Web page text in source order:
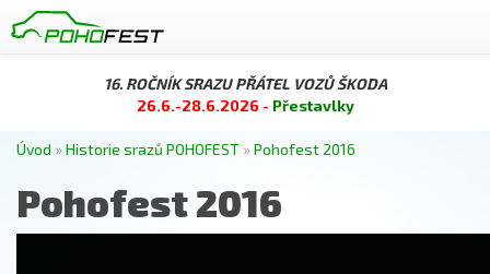
16. ROČNÍK SRAZU PŘÁTEL VOZŮ ŠKODA
26.6.-28.6.2026 - Přestavlky
Úvod »Historie srazů POHOFEST »Pohofest 2016
Pohofest 2016